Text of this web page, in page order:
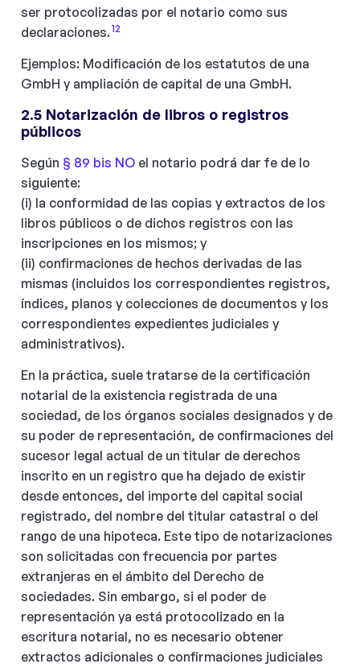
ser protocolizadas por el notario como sus
declaraciones.12
Ejemplos: Modificación de los estatutos de una
GmbH y ampliación de capital de una GmbH.
2.5 Notarización de libros o registros
públicos
Según § 89 bis NO el notario podrá dar fe de lo
siguiente:
(i) la conformidad de las copias y extractos de los
libros públicos o de dichos registros con las
inscripciones en los mismos; y
(ii) confirmaciones de hechos derivadas de las
mismas (incluidos los correspondientes registros,
índices, planos y colecciones de documentos y los
correspondientes expedientes judiciales y
administrativos).
En la práctica, suele tratarse de la certificación
notarial de la existencia registrada de una
sociedad, de los órganos sociales designados y de
su poder de representación, de confirmaciones del
sucesor legal actual de un titular de derechos
inscrito en un registro que ha dejado de existir
desde entonces, del importe del capital social
registrado, del nombre del titular catastral o del
rango de una hipoteca. Este tipo de notarizaciones
son solicitadas con frecuencia por partes
extranjeras en el ámbito del Derecho de
sociedades. Sin embargo, si el poder de
representación ya está protocolizado en la
escritura notarial, no es necesario obtener
extractos adicionales o confirmaciones judiciales